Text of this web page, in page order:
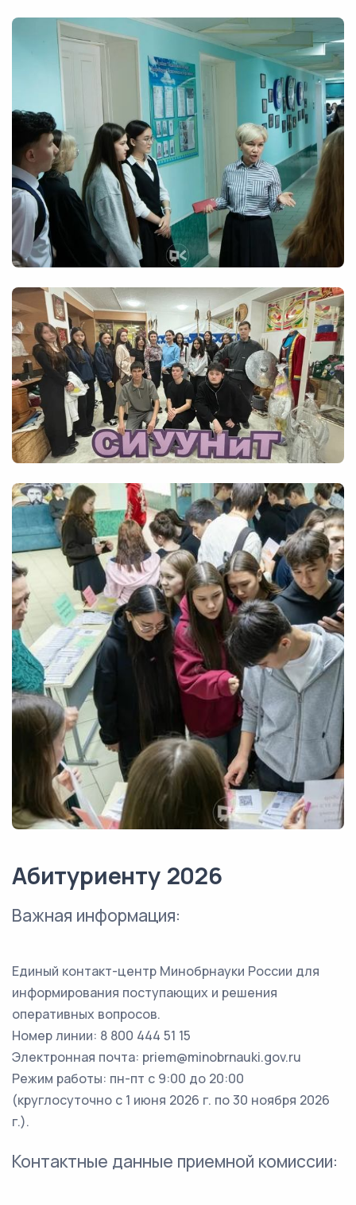
Абитуриенту 2026
Важная информация:
Единый контакт-центр Минобрнауки России для
информирования поступающих и решения
оперативных вопросов.
Номер линии: 8 800 444 51 15
Электронная почта: priem@minobrnauki.gov.ru
Режим работы: пн-пт с 9:00 до 20:00
(круглосуточно с 1 июня 2026 г. по 30 ноября 2026
г.).
Контактные данные приемной комиссии: